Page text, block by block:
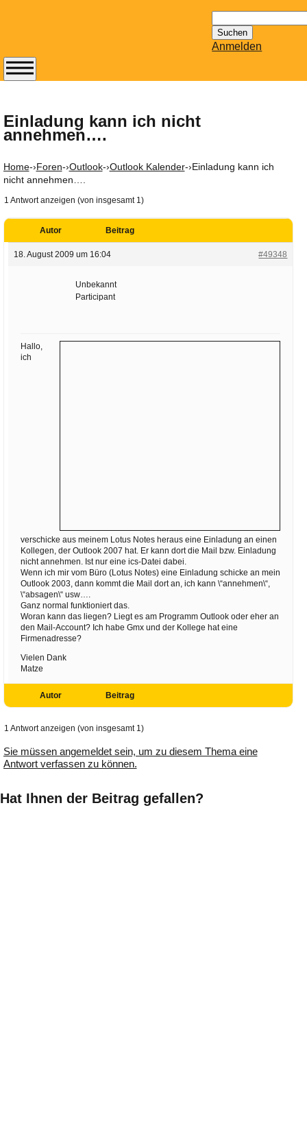
nach:
Anmelden
Einladung kann ich nicht
annehmen….
Home-›Foren-›Outlook-›Outlook Kalender-›Einladung kann ich
nicht annehmen….
1 Antwort anzeigen (von insgesamt 1)
Autor Beitrag
18. August 2009 um 16:04 #49348
Unbekannt
Participant
Hallo,
ich
verschicke aus meinem Lotus Notes heraus eine Einladung an einen
Kollegen, der Outlook 2007 hat. Er kann dort die Mail bzw. Einladung
nicht annehmen. Ist nur eine ics-Datei dabei.
Wenn ich mir vom Büro (Lotus Notes) eine Einladung schicke an mein
Outlook 2003, dann kommt die Mail dort an, ich kann \“annehmen\“,
\“absagen\“ usw….
Ganz normal funktioniert das.
Woran kann das liegen? Liegt es am Programm Outlook oder eher an
den Mail-Account? Ich habe Gmx und der Kollege hat eine
Firmenadresse?
Vielen Dank
Matze
Autor Beitrag
1 Antwort anzeigen (von insgesamt 1)
Sie müssen angemeldet sein, um zu diesem Thema eine
Antwort verfassen zu können.
Hat Ihnen der Beitrag gefallen?
Abonnieren Sie den
erscheinenden
Newsletter von
kostenlos.
Der ständig aktuelle
Tipps zu Thema
bereithält!
Wie z.B. Outlook,
GMail, Thunderbird
KuNoMail, usw.
E-Mail